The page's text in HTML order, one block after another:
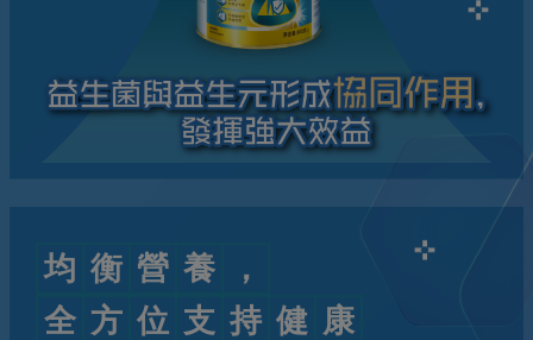
均 衡 營 養
，
全 方 位 支 持 健 康